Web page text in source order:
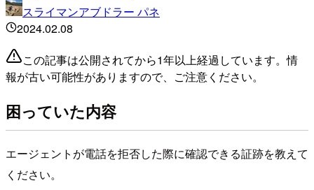
スライマンアブドラー パネ
2024.02.08
この記事は公開されてから1年以上経過しています。情
報が古い可能性がありますので、ご注意ください。
困っていた内容
エージェントが電話を拒否した際に確認できる証跡を教えて
ください。